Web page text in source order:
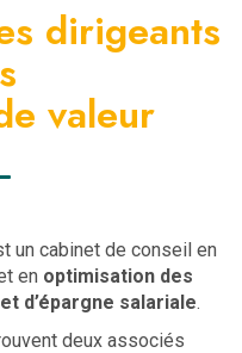
dirigeants
valeur
un cabinet de conseil en
en optimisation des
d’épargne salariale.
deux associés